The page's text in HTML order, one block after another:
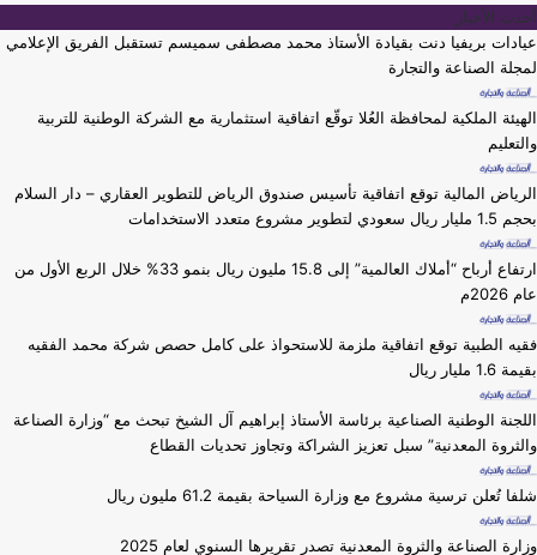
أحدث الأخبار
عيادات بريفيا دنت بقيادة الأستاذ محمد مصطفى سميسم تستقبل الفريق الإعلامي
لمجلة الصناعة والتجارة
الهيئة الملكية لمحافظة العُلا توقّع اتفاقية استثمارية مع الشركة الوطنية للتربية
والتعليم
الرياض المالية توقع اتفاقية تأسيس صندوق الرياض للتطوير العقاري – دار السلام
بحجم 1.5 مليار ريال سعودي لتطوير مشروع متعدد الاستخدامات
ارتفاع أرباح “أملاك العالمية” إلى 15.8 مليون ريال بنمو 33% خلال الربع الأول من
عام 2026م
فقيه الطبية توقع اتفاقية ملزمة للاستحواذ على كامل حصص شركة محمد الفقيه
بقيمة 1.6 مليار ريال
اللجنة الوطنية الصناعية برئاسة الأستاذ إبراهيم آل الشيخ تبحث مع “وزارة الصناعة
والثروة المعدنية” سبل تعزيز الشراكة وتجاوز تحديات القطاع
شلفا تُعلن ترسية مشروع مع وزارة السياحة بقيمة 61.2 مليون ريال
وزارة ⁧الصناعة والثروة المعدنية⁩ تصدر تقريرها السنوي لعام 2025